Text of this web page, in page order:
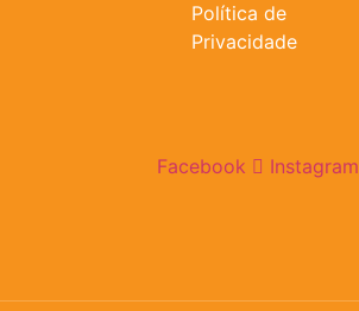
Política de
Privacidade
Facebook Instagram